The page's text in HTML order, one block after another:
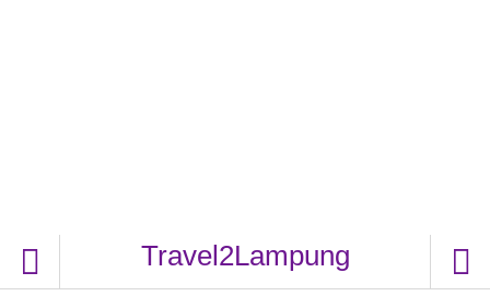
Travel2Lampung